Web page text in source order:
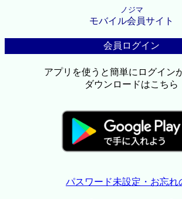
ノジマ
モバイル会員サイト
会員ログイン
アプリを使うと簡単にログイン
ダウンロードはこちら
パスワード未設定・お忘れ